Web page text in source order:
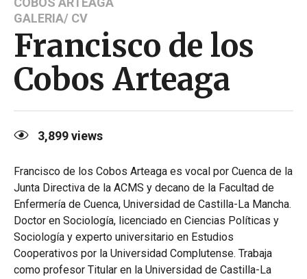
GALERIA/ CV
Francisco de los
Cobos Arteaga
3,899views
Francisco de los Cobos Arteaga es vocal por Cuenca de la
Junta Directiva de la ACMS y decano de la Facultad de
Enfermería de Cuenca, Universidad de Castilla-La Mancha.
Doctor en Sociología, licenciado en Ciencias Políticas y
Sociología y experto universitario en Estudios
Cooperativos por la Universidad Complutense. Trabaja
como profesor Titular en la Universidad de Castilla-La